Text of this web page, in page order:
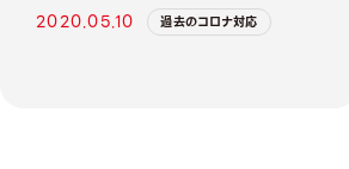
2020.05.10 過去のコロナ対応